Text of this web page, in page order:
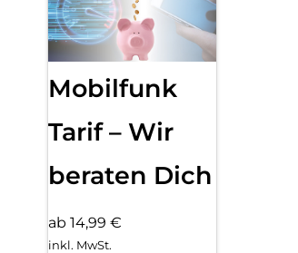
Mobilfunk
Tarif – Wir
beraten Dich
ab 14,99 €
inkl. MwSt.